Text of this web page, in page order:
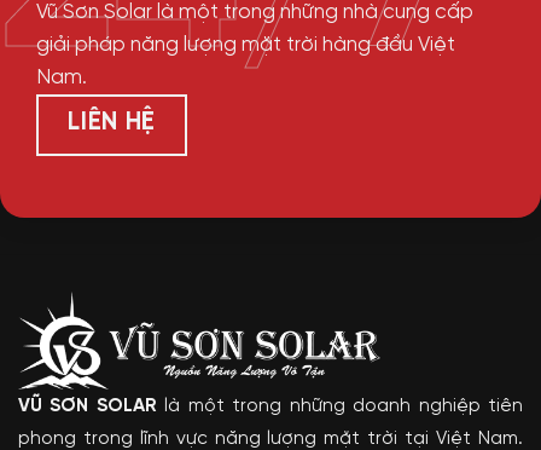
Vũ Sơn Solar là một trong những nhà cung cấp
giải pháp năng lượng mặt trời hàng đầu Việt
Nam.
LIÊN HỆ
VŨ SƠN SOLAR là một trong những doanh nghiệp tiên
phong trong lĩnh vực năng lượng mặt trời tại Việt Nam.